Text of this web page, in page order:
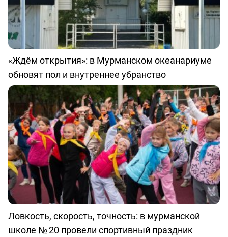
«Ждём открытия»: в Мурманском океанариуме
обновят пол и внутреннее убранство
Ловкость, скорость, точность: в мурманской
школе № 20 провели спортивный праздник